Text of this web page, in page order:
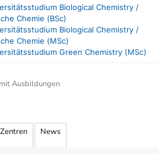
Biological Chemistry /
Chemie (BSc)
Biological Chemistry /
Chemie (MSc)
Green Chemistry (MSc)
Ausbildungen
News